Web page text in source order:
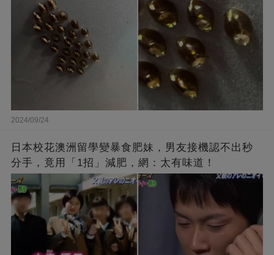
2024/09/24
日本校花澳洲留學變暴食肥妹，男友接機認不出秒
分手，竟用「1招」減肥，網：太有味道！